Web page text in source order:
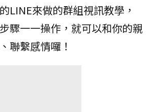
LINE來做的群組視訊教學，
驟一一操作，就可以和你的親
聯繫感情囉！